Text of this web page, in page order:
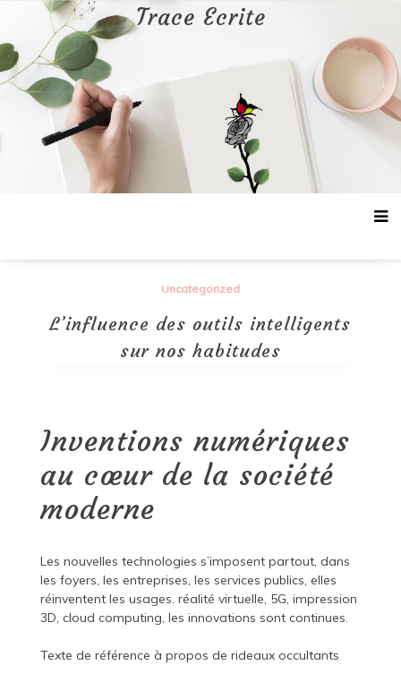
contenu
Trace Ecrite
Uncategorized
L’influence des outils intelligents
sur nos habitudes
Inventions numériques
au cœur de la société
moderne
Les nouvelles technologies s’imposent partout, dans
les foyers, les entreprises, les services publics, elles
réinventent les usages. réalité virtuelle, 5G, impression
3D, cloud computing, les innovations sont continues.
Texte de référence à propos de rideaux occultants